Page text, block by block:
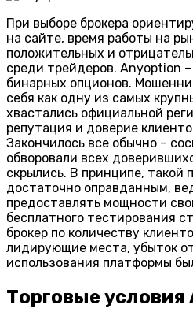
При выборе брокера
на сайте, время работы на
положительных и
среди трейдеров. Anyoption
бинарных опционов.
себя как одну из самых
хвастались официальной
репутация и доверие
Закончилось все обычно –
обворовали всех
скрылись. В принципе, такой
достаточно оправданным,
предоставлять мощности
бесплатного тестирования
брокер по количеству
лидирующие места, убыток
использования платформы
Торговые